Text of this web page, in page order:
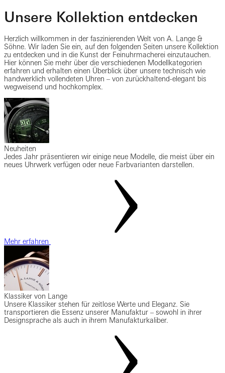
Unsere Kollektion entdecken
Herzlich willkommen in der faszinierenden Welt von A. Lange &
Söhne. Wir laden Sie ein, auf den folgenden Seiten unsere Kollektion
zu entdecken und in die Kunst der Feinuhrmacherei einzutauchen.
Hier können Sie mehr über die verschiedenen Modellkategorien
erfahren und erhalten einen Überblick über unsere technisch wie
handwerklich vollendeten Uhren – von zurückhaltend-elegant bis
wegweisend und hochkomplex.
Neuheiten
Jedes Jahr präsentieren wir einige neue Modelle, die meist über ein
neues Uhrwerk verfügen oder neue Farbvarianten darstellen.
Mehr erfahren
Klassiker von Lange
Unsere Klassiker stehen für zeitlose Werte und Eleganz. Sie
transportieren die Essenz unserer Manufaktur – sowohl in ihrer
Designsprache als auch in ihrem Manufakturkaliber.